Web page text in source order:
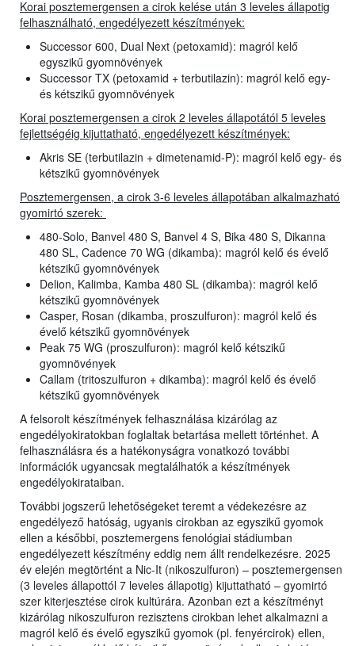
Korai posztemergensen a cirok kelése után 3 leveles állapotig
felhasználható, engedélyezett készítmények:
Successor 600, Dual Next (petoxamid): magról kelő
egyszikű gyomnövények
Successor TX (petoxamid + terbutilazin): magról kelő egy-
és kétszikű gyomnövények
Korai posztemergensen a cirok 2 leveles állapotától 5 leveles
fejlettségéig kijuttatható, engedélyezett készítmények:
Akris SE (terbutilazin + dimetenamid-P): magról kelő egy- és
kétszikű gyomnövények
Posztemergensen, a cirok 3-6 leveles állapotában alkalmazható
gyomirtó szerek:
480-Solo, Banvel 480 S, Banvel 4 S, Bika 480 S, Dikanna
480 SL, Cadence 70 WG (dikamba): magról kelő és évelő
kétszikű gyomnövények
Delion, Kalimba, Kamba 480 SL (dikamba): magról kelő
kétszikű gyomnövények
Casper, Rosan (dikamba, proszulfuron): magról kelő és
évelő kétszikű gyomnövények
Peak 75 WG (proszulfuron): magról kelő kétszikű
gyomnövények
Callam (tritoszulfuron + dikamba): magról kelő és évelő
kétszikű gyomnövények
A felsorolt készítmények felhasználása kizárólag az
engedélyokiratokban foglaltak betartása mellett történhet. A
felhasználásra és a hatékonyságra vonatkozó további
információk ugyancsak megtalálhatók a készítmények
engedélyokirataiban.
További jogszerű lehetőségeket teremt a védekezésre az
engedélyező hatóság, ugyanis cirokban az egyszikű gyomok
ellen a későbbi, posztemergens fenológiai stádiumban
engedélyezett készítmény eddig nem állt rendelkezésre. 2025
év elején megtörtént a Nic-It (nikoszulfuron) – posztemergensen
(3 leveles állapottól 7 leveles állapotig) kijuttatható – gyomirtó
szer kiterjesztése cirok kultúrára. Azonban ezt a készítményt
kizárólag nikoszulfuron rezisztens cirokban lehet alkalmazni a
magról kelő és évelő egyszikű gyomok (pl. fenyércirok) ellen,